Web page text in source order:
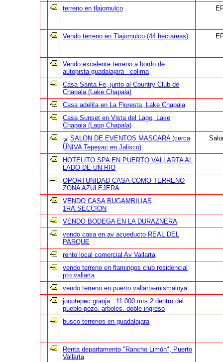
terreno en tlajomulco
Vendo terreno en Tlajomulco (44 hectareas)
Vendo excelente terreno a bordo de
autopista guadalajara - colima
Casa Santa Fe, junto al Country Club de
Chapala (Lake Chapala)
Casa adelita en La Floresta, Lake Chapala
Casa Sunset en Vista del Lago, Lake
Chapala (Lago Chapala)
SALON DE EVENTOS MASCARA (cerca
UNIVA Tepeyac en Jalisco)
HOTELITO SPA EN PUERTO VALLARTA AL
LADO DE UN RIO
OPORTUNIDAD CASA COMO TERRENO
ZONA AZULEJERA
VENDO CASA BUGAMBILIAS
1RA.SECCION
VENDO BODEGA EN LA DURAZNERA
vendo casa en av acueducto REAL DEL
PARQUE
rento local comercial Av Vallarta
vendo terreno en flamingos club residencial
pto vallarta
vendo terreno en puerto vallarta-mismaloya
jocotepec granja : 11.000 mts.2 dentro del
pueblo pozo. arboles. doble ingreso
busco terrenos en guadalajara
Renta departamento "Rancho Limón", Puerto
Vallarta